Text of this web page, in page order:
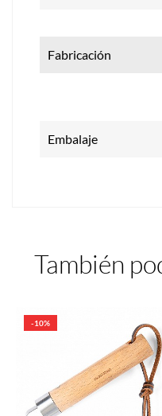
Fabricación
Embalaje
También
-10%